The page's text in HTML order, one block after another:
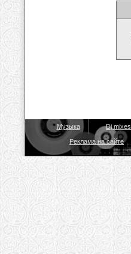
Музыка Dj mixes
Реклама на сайте